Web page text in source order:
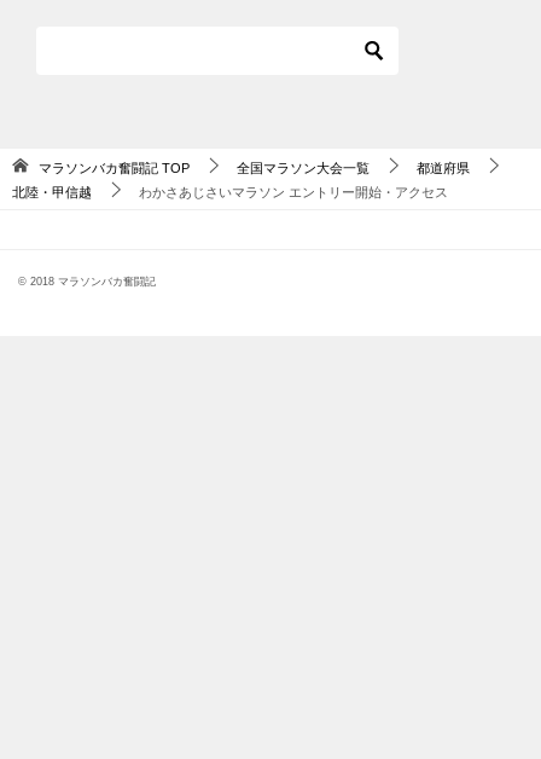
マラソンバカ奮闘記 TOP 全国マラソン大会一覧
都道府県
北陸・甲信越
わかさあじさいマラソン エントリー開始・アクセス
© 2018 マラソンバカ奮闘記